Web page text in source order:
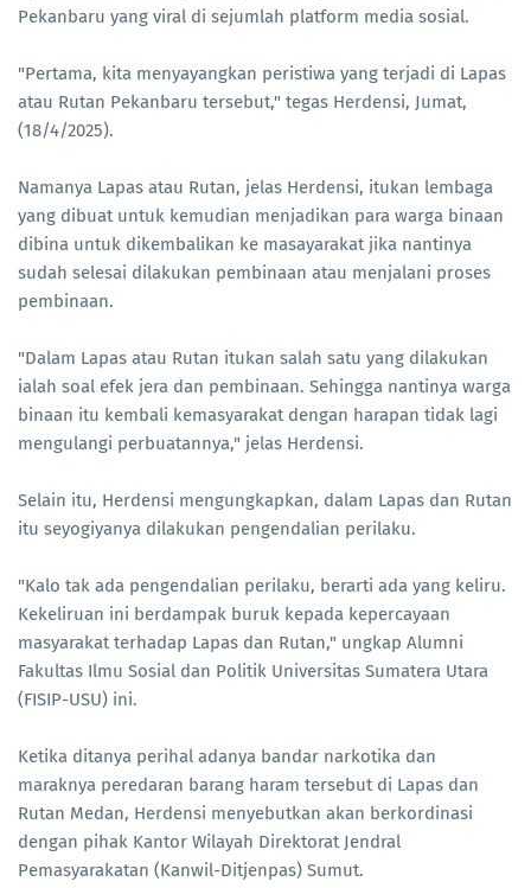
Pekanbaru yang viral di sejumlah platform media sosial.
"Pertama, kita menyayangkan peristiwa yang terjadi di Lapas
atau Rutan Pekanbaru tersebut," tegas Herdensi, Jumat,
(18/4/2025).
Namanya Lapas atau Rutan, jelas Herdensi, itukan lembaga
yang dibuat untuk kemudian menjadikan para warga binaan
dibina untuk dikembalikan ke masayarakat jika nantinya
sudah selesai dilakukan pembinaan atau menjalani proses
pembinaan.
"Dalam Lapas atau Rutan itukan salah satu yang dilakukan
ialah soal efek jera dan pembinaan. Sehingga nantinya warga
binaan itu kembali kemasyarakat dengan harapan tidak lagi
mengulangi perbuatannya," jelas Herdensi.
Selain itu, Herdensi mengungkapkan, dalam Lapas dan Rutan
itu seyogiyanya dilakukan pengendalian perilaku.
"Kalo tak ada pengendalian perilaku, berarti ada yang keliru.
Kekeliruan ini berdampak buruk kepada kepercayaan
masyarakat terhadap Lapas dan Rutan," ungkap Alumni
Fakultas Ilmu Sosial dan Politik Universitas Sumatera Utara
(FISIP-USU) ini.
Ketika ditanya perihal adanya bandar narkotika dan
maraknya peredaran barang haram tersebut di Lapas dan
Rutan Medan, Herdensi menyebutkan akan berkordinasi
dengan pihak Kantor Wilayah Direktorat Jendral
Pemasyarakatan (Kanwil-Ditjenpas) Sumut.